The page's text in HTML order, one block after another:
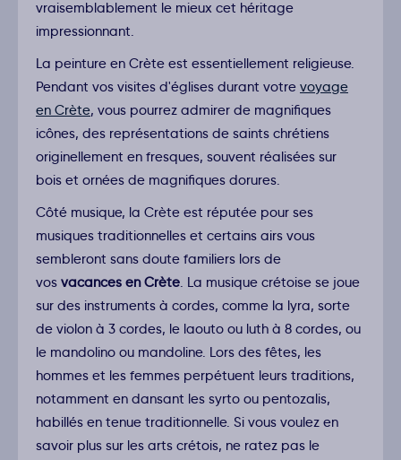
vraisemblablement le mieux cet héritage
impressionnant.
La peinture en Crète est essentiellement religieuse.
Pendant vos visites d'églises durant votre voyage
en Crète, vous pourrez admirer de magnifiques
icônes, des représentations de saints chrétiens
originellement en fresques, souvent réalisées sur
bois et ornées de magnifiques dorures.
Côté musique, la Crète est réputée pour ses
musiques traditionnelles et certains airs vous
sembleront sans doute familiers lors de
vos vacances en Crète. La musique crétoise se joue
sur des instruments à cordes, comme la lyra, sorte
de violon à 3 cordes, le laouto ou luth à 8 cordes, ou
le mandolino ou mandoline. Lors des fêtes, les
hommes et les femmes perpétuent leurs traditions,
notamment en dansant les syrto ou pentozalis,
habillés en tenue traditionnelle. Si vous voulez en
savoir plus sur les arts crétois, ne ratez pas le